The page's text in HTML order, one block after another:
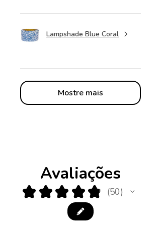
Lampshade Blue Coral
Mostre mais
Avaliações
★ ★ ★ ★ ★ 50
50